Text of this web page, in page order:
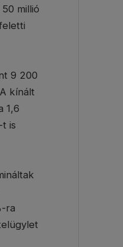
millió
9 200
kínált
1,6
is
ra